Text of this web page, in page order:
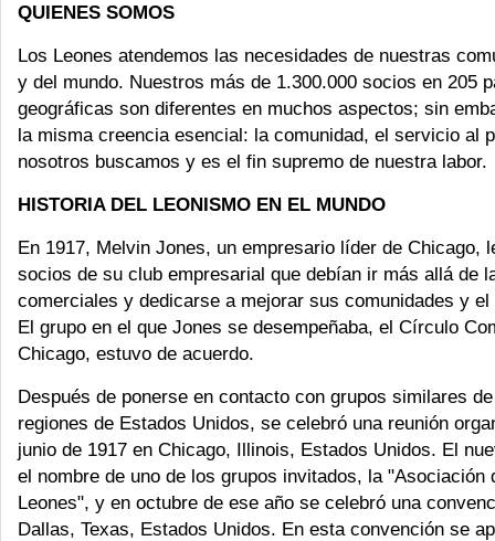
QUIENES SOMOS
Los Leones atendemos las necesidades de nuestras
y del mundo. Nuestros más de 1.300.000 socios en 205
geográficas son diferentes en muchos aspectos; sin
la misma creencia esencial: la comunidad, el servicio al
nosotros buscamos y es el fin supremo de nuestra labor.
HISTORIA DEL LEONISMO EN EL MUNDO
En 1917, Melvin Jones, un empresario líder de Chicago,
socios de su club empresarial que debían ir más allá de
comerciales y dedicarse a mejorar sus comunidades y el
El grupo en el que Jones se desempeñaba, el Círculo
Chicago, estuvo de acuerdo.
Después de ponerse en contacto con grupos similares
regiones de Estados Unidos, se celebró una reunión
junio de 1917 en Chicago, Illinois, Estados Unidos. El
el nombre de uno de los grupos invitados, la "Asociación
Leones", y en octubre de ese año se celebró una
Dallas, Texas, Estados Unidos. En esta convención se